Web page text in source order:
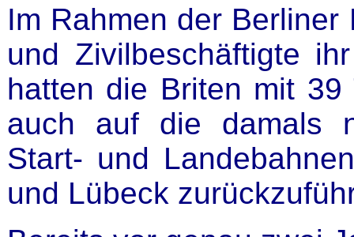
Im Rahmen der
und Zivilbeschäftigte
hatten die Briten mit
auch auf die damals
Start- und
und Lübeck